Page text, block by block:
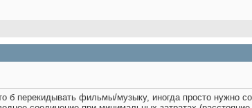
б перекидывать фильмы/музыку, иногда просто нужно